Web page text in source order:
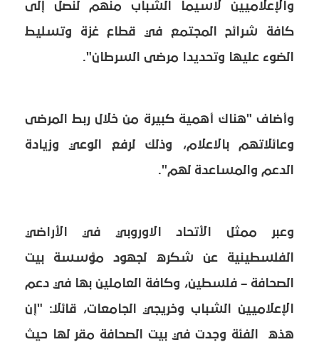
والإعلاميين لاسيما الشباب منهم لنصل إلى
كافة شرائح المجتمع في قطاع غزة وتسليط
الضوء عليها وتحديدا مرضى السرطان".
وأضاف "هناك أهمية كبيرة من خلال ربط المرضى
وعائلاتهم بالاعلام، وذلك لرفع الوعي وزيادة
الدعم والمساعدة لهم".
وعبر ممثل الأتحاد الاوروبي في الأراضي
الفلسطينية عن شكره لجهود مؤسسة بيت
الصحافة – فلسطين، وكافة العاملين بها في دعم
الإعلاميين الشباب وخريجي الجامعات، قائلاً: "إن
هذه الفئة وجدت في بيت الصحافة مقر لها حيث